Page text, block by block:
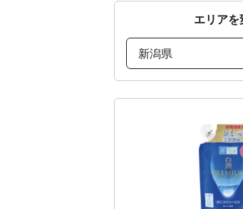
エリアを
新潟県